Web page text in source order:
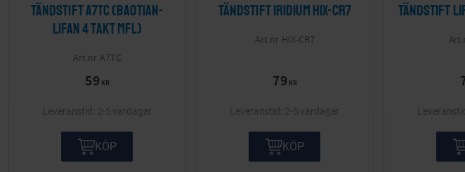
Tändstift A7TC (Baotian-
Lifan 4 takt mfl)
A7TC
59 KR
2-5 vardagar
KÖP
Tändstift Iridium HIX-CR7
HIX-CR7
79 KR
2-5 vardagar
KÖP
Tändstift